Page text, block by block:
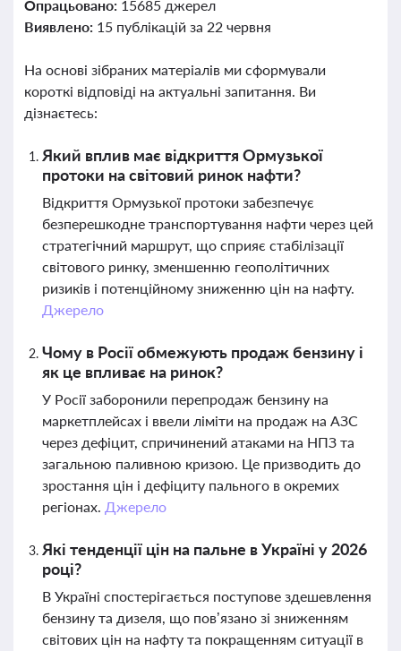
Опрацьовано: 15685 джерел
Виявлено: 15 публікацій за 22 червня
На основі зібраних матеріалів ми сформували
короткі відповіді на актуальні запитання. Ви
дізнаєтесь:
Який вплив має відкриття Ормузької
протоки на світовий ринок нафти?
Відкриття Ормузької протоки забезпечує
безперешкодне транспортування нафти через цей
стратегічний маршрут, що сприяє стабілізації
світового ринку, зменшенню геополітичних
ризиків і потенційному зниженню цін на нафту.
Джерело
Чому в Росії обмежують продаж бензину і
як це впливає на ринок?
У Росії заборонили перепродаж бензину на
маркетплейсах і ввели ліміти на продаж на АЗС
через дефіцит, спричинений атаками на НПЗ та
загальною паливною кризою. Це призводить до
зростання цін і дефіциту пального в окремих
регіонах. Джерело
Які тенденції цін на пальне в Україні у 2026
році?
В Україні спостерігається поступове здешевлення
бензину та дизеля, що пов’язано зі зниженням
світових цін на нафту та покращенням ситуації в